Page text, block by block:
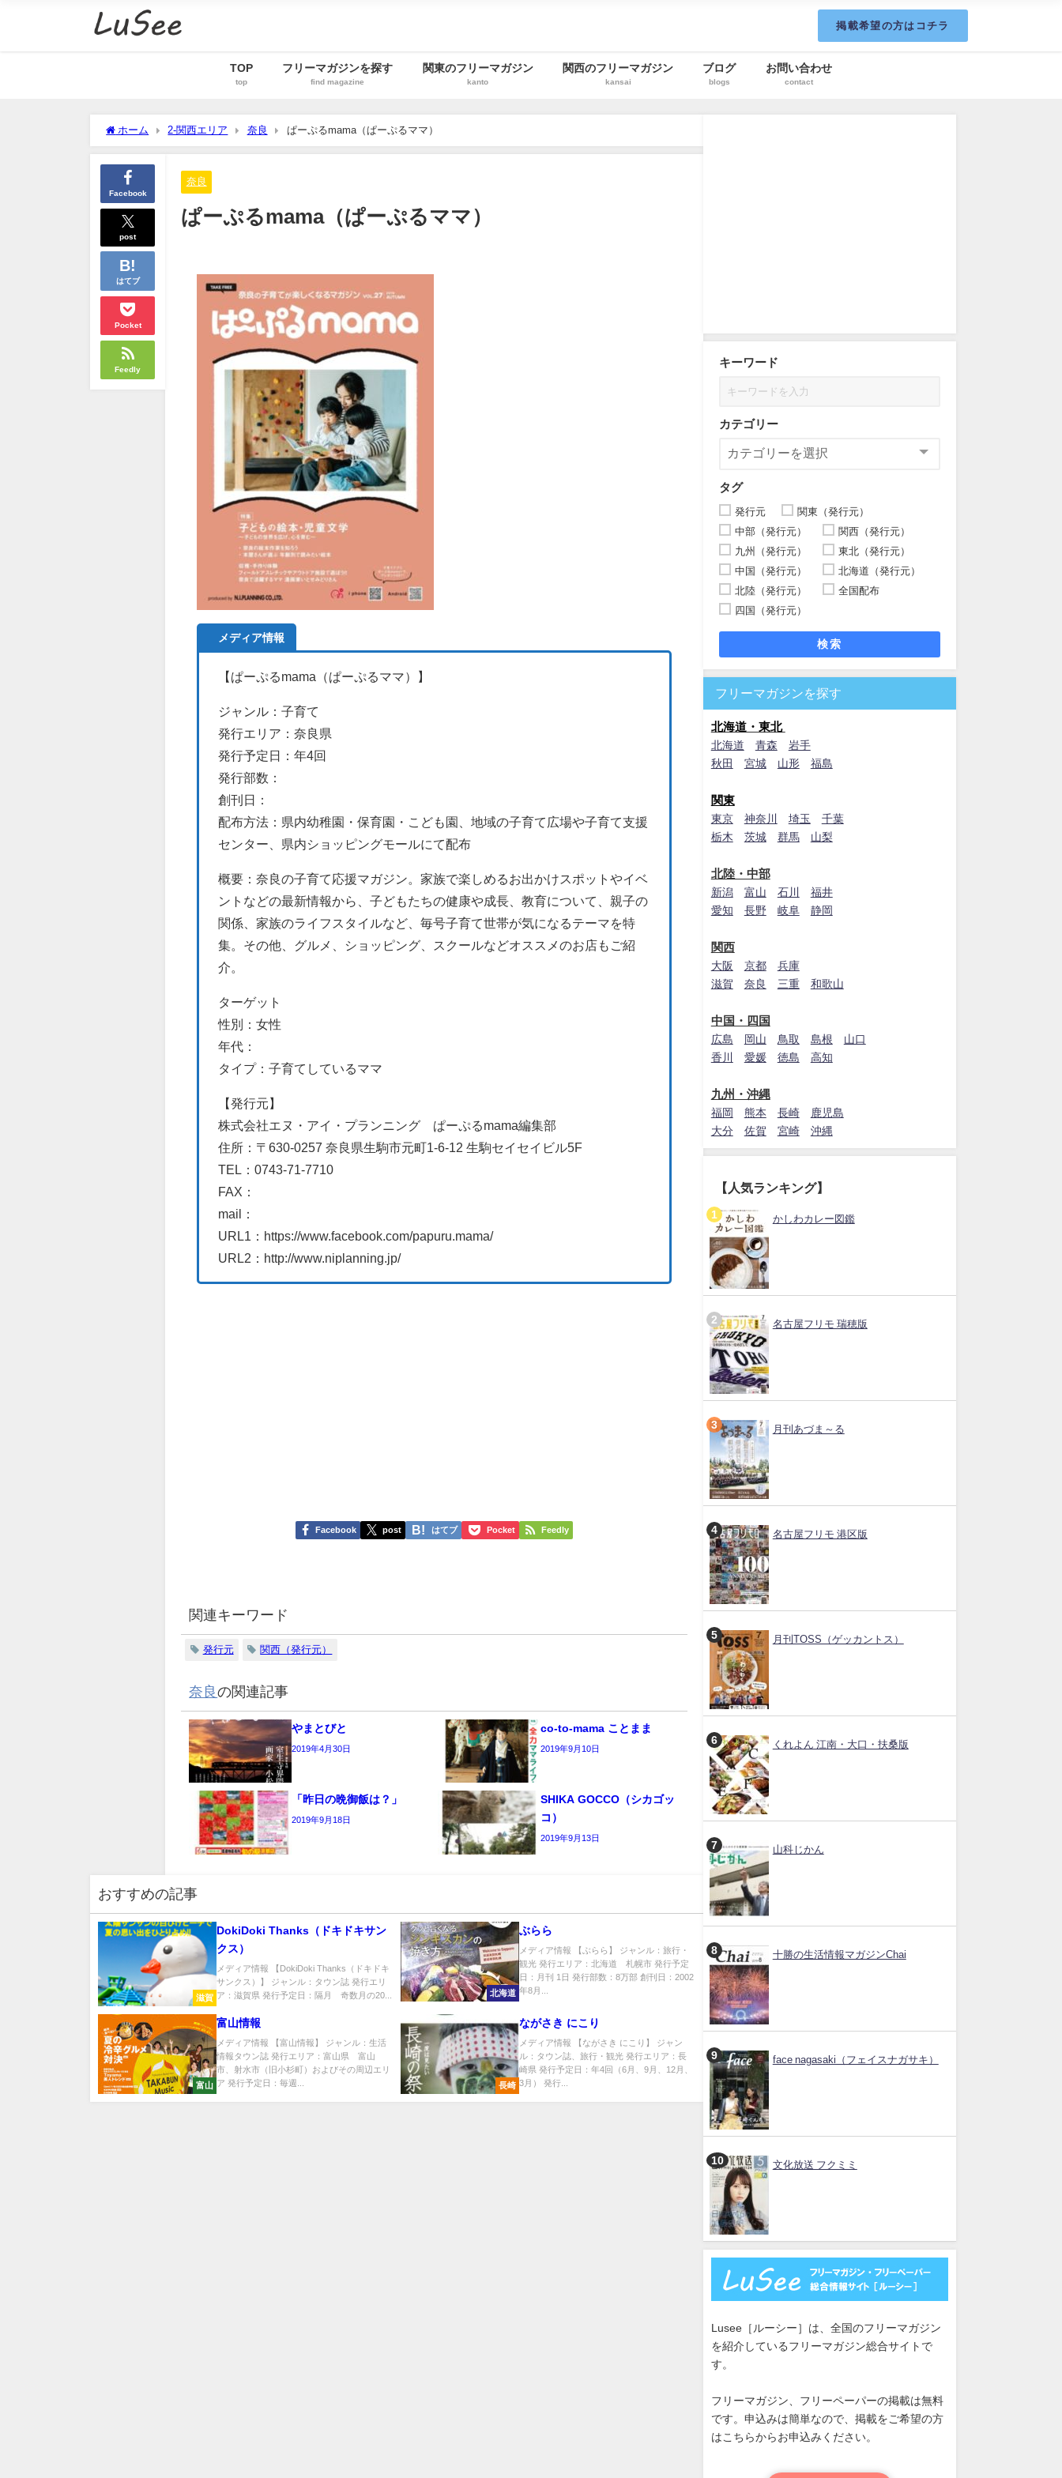
掲載希望の方はコチラ
TOP
top
フリーマガジンを探す
find magazine
関東のフリーマガジン
kanto
関西のフリーマガジン
kansai
ブログ
blogs
お問い合わせ
contact
ホーム 2-関西エリア 奈良 ぱーぷるmama（ぱーぷるママ）
Facebook
post
はてブ
Pocket
Feedly
奈良
ぱーぷるmama（ぱーぷるママ）
メディア情報
【ぱーぷるmama（ぱーぷるママ） 】
ジャンル：子育て
発行エリア：奈良県
発行予定日：年4回
発行部数：
創刊日：
配布方法：県内幼稚園・保育園・こども園、地域の子育て広場や子育て支援
センター、県内ショッピングモールにて配布
概要：奈良の子育て応援マガジン。家族で楽しめるお出かけスポットやイベ
ントなどの最新情報から、子どもたちの健康や成長、教育について、親子の
関係、家族のライフスタイルなど、毎号子育て世帯が気になるテーマを特
集。その他、グルメ、ショッピング、スクールなどオススメのお店もご紹
介。
ターゲット
性別：女性
年代：
タイプ：子育てしているママ
【発行元】
株式会社エヌ・アイ・プランニング ぱーぷるmama編集部
住所：〒630-0257 奈良県生駒市元町1-6-12 生駒セイセイビル5F
TEL：0743-71-7710
FAX：
mail：
URL1：https://www.facebook.com/papuru.mama/
URL2：http://www.niplanning.jp/
Facebook post はてブ Pocket Feedly
関連キーワード
発行元 関西（発行元）
奈良の関連記事
やまとびと
2019年4月30日
co-to-mama ことまま
2019年9月10日
「昨日の晩御飯は？」
2019年9月18日
SHIKA GOCCO（シカゴッ
コ）
2019年9月13日
おすすめの記事
滋賀
DokiDoki Thanks（ドキドキサン
クス）
メディア情報 【DokiDoki Thanks（ドキドキ
サンクス）】 ジャンル：タウン誌 発行エリ
ア：滋賀県 発行予定日：隔月 奇数月の20...
北海道
ぶらら
メディア情報 【ぶらら】 ジャンル：旅行・
観光 発行エリア：北海道 札幌市 発行予定
日：月刊 1日 発行部数：8万部 創刊日：2002
年8月...
富山
富山情報
メディア情報 【富山情報】 ジャンル：生活
情報タウン誌 発行エリア：富山県 富山
市、射水市（旧小杉町）およびその周辺エリ
ア 発行予定日：毎週...
長崎
ながさき にこり
メディア情報 【ながさき にこり】 ジャン
ル：タウン誌、旅行・観光 発行エリア：長
崎県 発行予定日：年4回（6月、9月、12月、
3月） 発行...
キーワード
カテゴリー
タグ
発行元
関東（発行元）
中部（発行元）
関西（発行元）
九州（発行元）
東北（発行元）
中国（発行元）
北海道（発行元）
北陸（発行元）
全国配布
四国（発行元）
検索
フリーマガジンを探す
北海道・東北
北海道 青森
岩手
秋田
宮城 山形 福島
関東
東京 神奈川 埼玉
千葉
栃木
茨城 群馬 山梨
北陸・中部
新潟 富山 石川
福井
愛知
長野 岐阜 静岡
関西
大阪 京都
兵庫
滋賀
奈良 三重 和歌山
中国・四国
広島 岡山 鳥取 島根
山口
香川
愛媛 徳島 高知
九州・沖縄
福岡 熊本 長崎
鹿児島
大分
佐賀 宮崎 沖縄
【人気ランキング】
かしわカレー図鑑
名古屋フリモ 瑞穂版
月刊あづま～る
名古屋フリモ 港区版
月刊TOSS（ゲッカントス）
くれよん 江南・大口・扶桑版
山科じかん
十勝の生活情報マガジンChai
face nagasaki（フェイスナガサキ）
文化放送 フクミミ
Lusee［ルーシー］は、全国のフリーマガジン
を紹介しているフリーマガジン総合サイトで
す。
フリーマガジン、フリーペーパーの掲載は無料
です。申込みは簡単なので、掲載をご希望の方
はこちらからお申込みください。